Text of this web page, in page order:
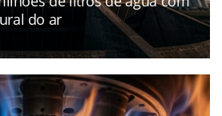
do ar